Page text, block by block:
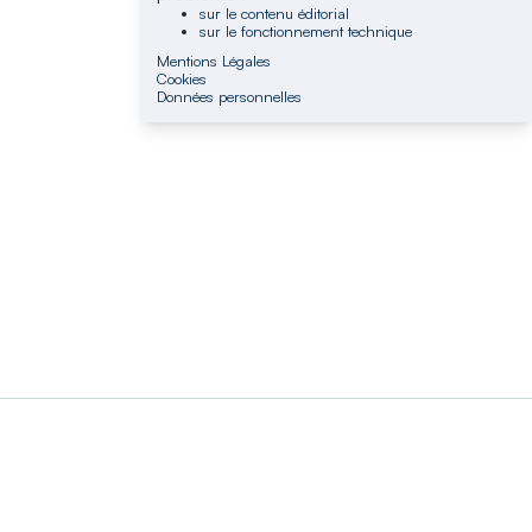
sur le contenu éditorial
sur le fonctionnement technique
Mentions Légales
Cookies
Données personnelles